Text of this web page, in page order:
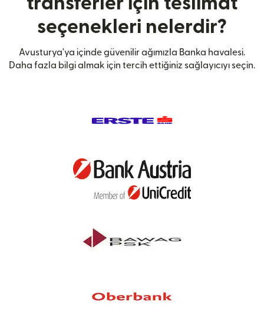
seçenekleri nelerdir?
Avusturya'ya içinde güvenilir ağımızla Banka havalesi.
Daha fazla bilgi almak için tercih ettiğiniz sağlayıcıyı seçin.